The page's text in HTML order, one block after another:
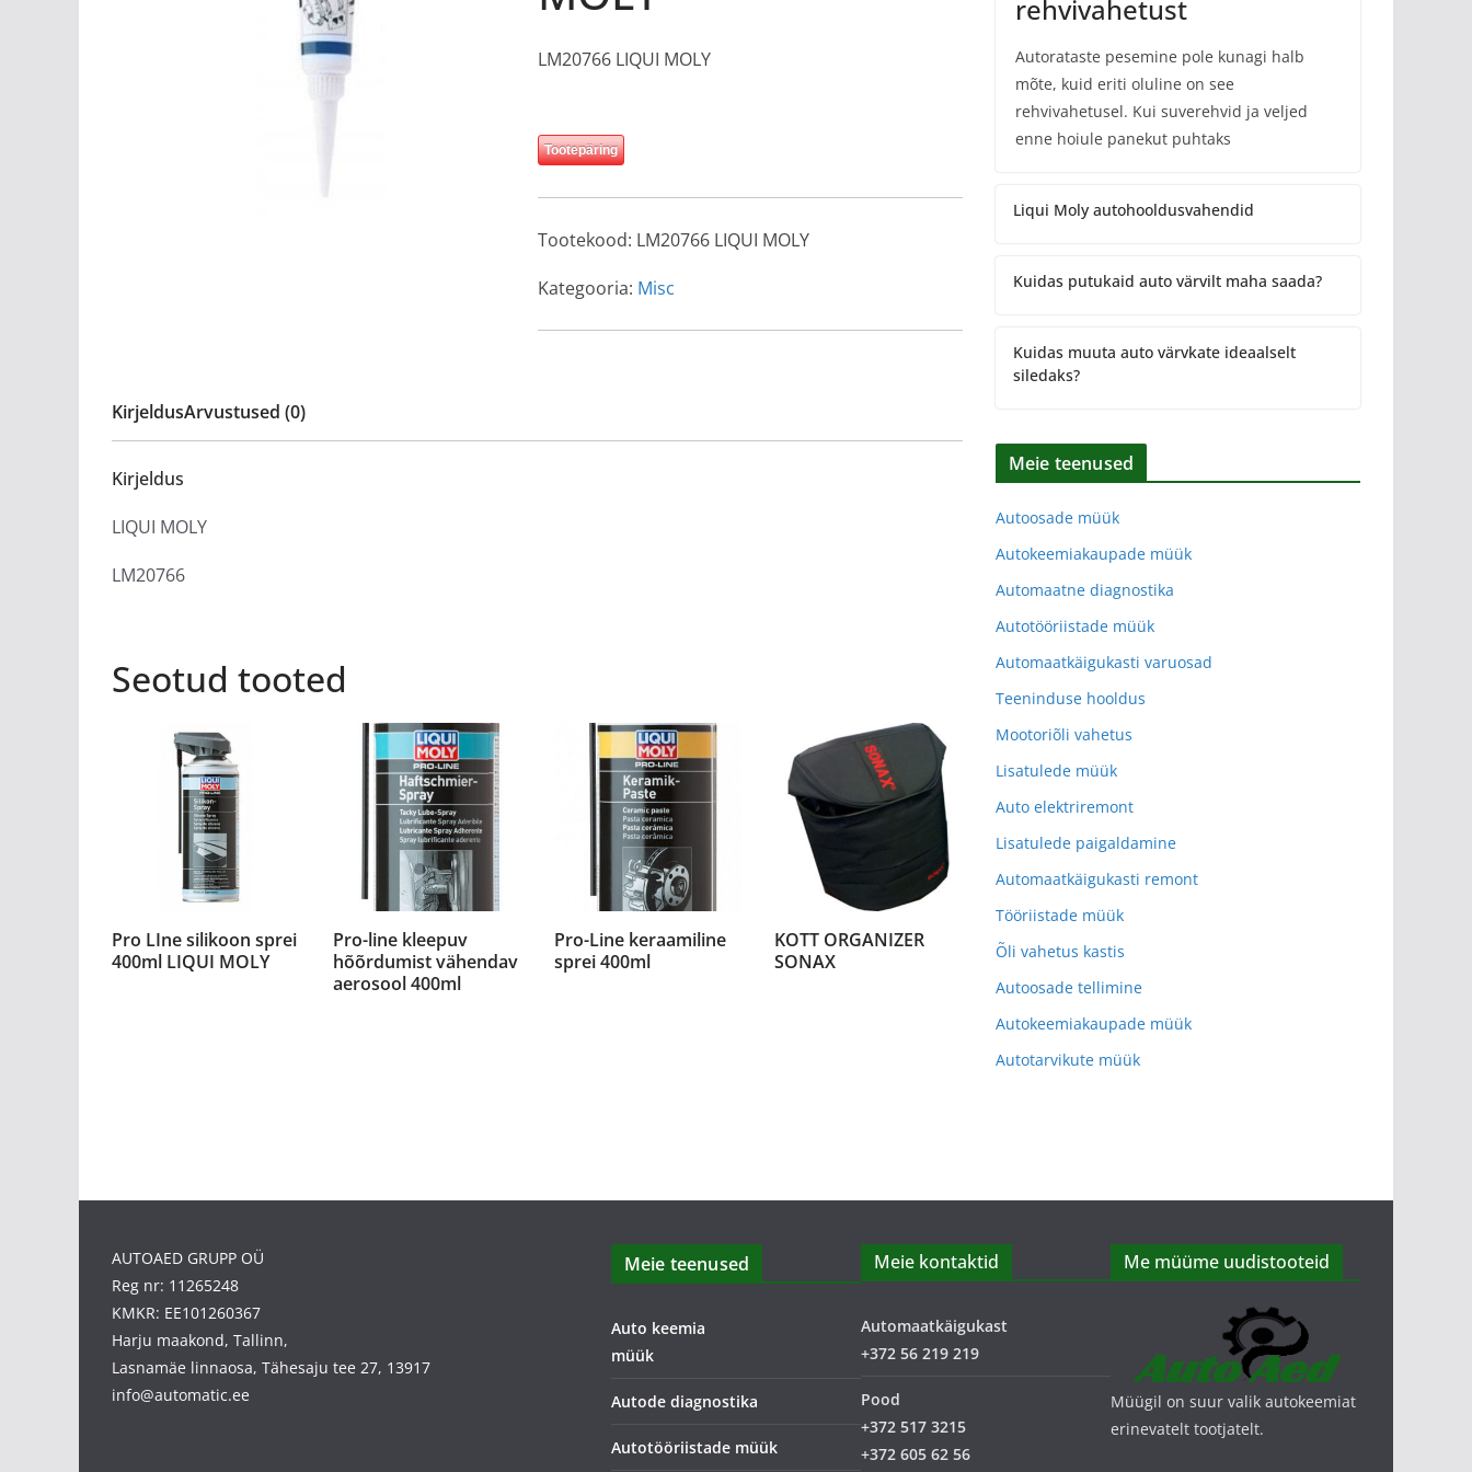
LM20766 LIQUI MOLY
Tootepäring
Tootekood: LM20766 LIQUI MOLY
Kategooria: Misc
KirjeldusArvustused (0)
Kirjeldus
LIQUI MOLY
LM20766
Seotud tooted
Pro LIne silikoon sprei
400ml LIQUI MOLY
Pro-line kleepuv
hõõrdumist vähendav
aerosool 400ml
Pro-Line keraamiline
sprei 400ml
KOTT ORGANIZER
SONAX
rehvivahetust
Autorataste pesemine pole kunagi halb
mõte, kuid eriti oluline on see
rehvivahetusel. Kui suverehvid ja veljed
enne hoiule panekut puhtaks
Liqui Moly autohooldusvahendid
Kuidas putukaid auto värvilt maha saada?
Kuidas muuta auto värvkate ideaalselt
siledaks?
Meie teenused
Autoosade müük
Autokeemiakaupade müük
Automaatne diagnostika
Autotööriistade müük
Automaatkäigukasti varuosad
Teeninduse hooldus
Mootoriõli vahetus
Lisatulede müük
Auto elektriremont
Lisatulede paigaldamine
Automaatkäigukasti remont
Tööriistade müük
Õli vahetus kastis
Autoosade tellimine
Autokeemiakaupade müük
Autotarvikute müük
AUTOAED GRUPP OÜ
Reg nr: 11265248
KMKR: EE101260367
Harju maakond, Tallinn,
Lasnamäe linnaosa, Tähesaju tee 27, 13917
info@automatic.ee
Meie teenused
Auto keemia
müük
Autode diagnostika
Autotööriistade müük
Meie kontaktid
Automaatkäigukast
+372 56 219 219
Pood
+372 517 3215
+372 605 62 56
Me müüme uudistooteid
Müügil on suur valik autokeemiat
erinevatelt tootjatelt.